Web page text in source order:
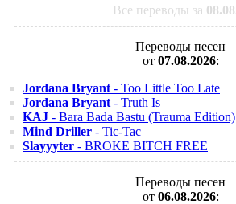
Все переводы за
Переводы песен
от 07.08.2026:
Jordana Bryant - Too Little Too Late
Jordana Bryant - Truth Is
KAJ - Bara Bada Bastu (Trauma Edition)
Mind Driller - Tic-Tac
Slayyyter - BROKE BITCH FREE
Переводы песен
от 06.08.2026: